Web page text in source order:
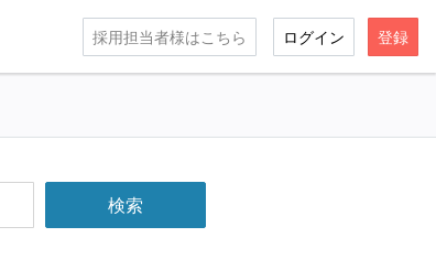
採用担当者様はこちら ログイン 登録